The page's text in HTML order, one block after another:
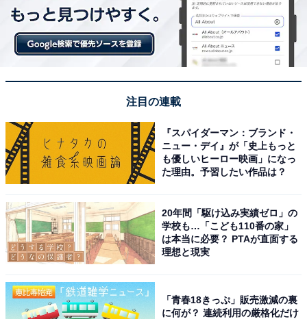
注目の連載
『スパイダーマン：ブランド・
ニュー・デイ』が「史上もっと
も優しいヒーロー映画」になっ
た理由。予習したい作品は？
20年間「駆け込み実績ゼロ」の
学校も…「こども110番の家」
は本当に必要？ PTAが直面する
理想と現実
「青春18きっぷ」販売激減の裏
に何が？ 連続利用の厳格化だけ